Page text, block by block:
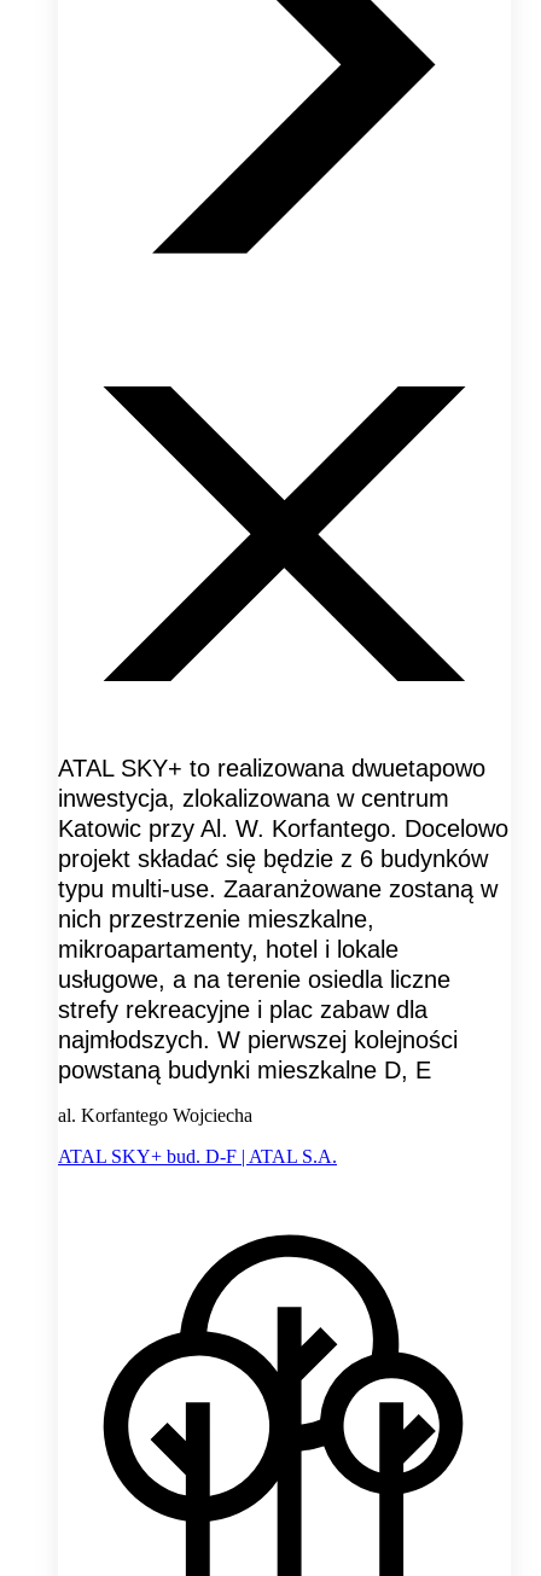
ATAL SKY+ to realizowana dwuetapowo
inwestycja, zlokalizowana w centrum
Katowic przy Al. W. Korfantego. Docelowo
projekt składać się będzie z 6 budynków
typu multi-use. Zaaranżowane zostaną w
nich przestrzenie mieszkalne,
mikroapartamenty, hotel i lokale
usługowe, a na terenie osiedla liczne
strefy rekreacyjne i plac zabaw dla
najmłodszych. W pierwszej kolejności
powstaną budynki mieszkalne D, E
al. Korfantego Wojciecha
ATAL SKY+ bud. D-F | ATAL S.A.